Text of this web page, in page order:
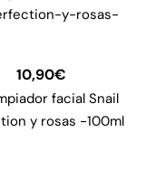
10,90€
facial Snail
y rosas -100ml